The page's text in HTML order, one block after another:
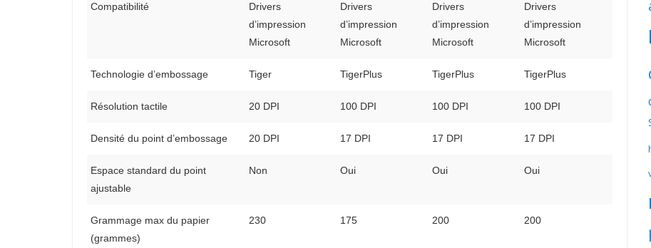
Compatibilité
Drivers
d’impression
Microsoft
Drivers
d’impression
Microsoft
Drivers
d’impression
Microsoft
Drivers
d’impression
Microsoft
Technologie d’embossage Tiger TigerPlus TigerPlus TigerPlus
Résolution tactile 20 DPI 100 DPI 100 DPI 100 DPI
Densité du point d’embossage 20 DPI 17 DPI 17 DPI 17 DPI
Espace standard du point
ajustable
Non Oui Oui Oui
Grammage max du papier
(grammes)
230 175 200 200